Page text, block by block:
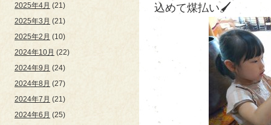
2025年4月 (21)
2025年3月 (21)
2025年2月 (10)
2024年10月 (22)
2024年9月 (24)
2024年8月 (27)
2024年7月 (21)
2024年6月 (25)
込めて煤払い🖌